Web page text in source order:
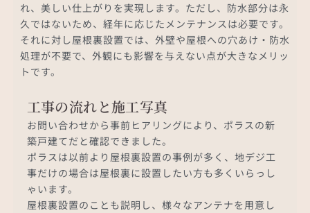
れ、美しい仕上がりを実現します。ただし、防水部分は永
久ではないため、経年に応じたメンテナンスは必要です。
それに対し屋根裏設置では、外壁や屋根への穴あけ・防水
処理が不要で、外観にも影響を与えない点が大きなメリッ
トです。
工事の流れと施工写真
お問い合わせから事前ヒアリングにより、ポラスの新
築戸建てだと確認できました。
ポラスは以前より屋根裏設置の事例が多く、地デジ工
事だけの場合は屋根裏に設置したい方も多くいらっし
ゃいます。
屋根裏設置のことも説明し、様々なアンテナを用意し